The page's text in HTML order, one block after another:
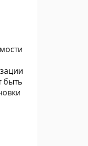
быть